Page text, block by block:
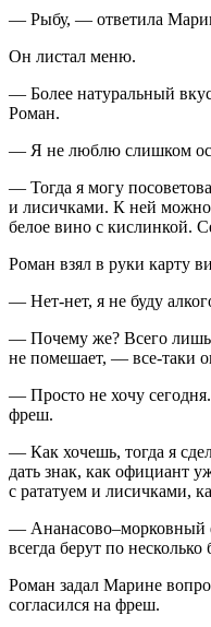
— Рыбу, — ответила
Он листал меню.
— Более натуральный
Роман.
— Я не люблю слишком
— Тогда я могу
и лисичками. К ней можно
белое вино с кислинкой.
Роман взял в руки карту
— Нет-нет, я не буду
— Почему же? Всего
не помешает, — все-таки
— Просто не хочу
фреш.
— Как хочешь, тогда я
дать знак, как официант
с рататуем и лисичками,
— Ананасово–морковный
всегда берут по
Роман задал Марине
согласился на фреш.